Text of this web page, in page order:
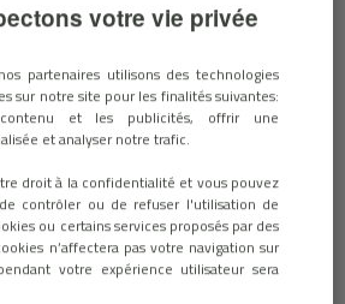
SALONS
salon EUW
votre vie privée
partenaires utilisons des technologies
sur notre site pour les finalités suivantes:
contenu et les publicités, offrir une
et analyser notre trafic.
droit à la confidentialité et vous pouvez
contrôler ou de refuser l'utilisation de
ou certains services proposés par des
n’affectera pas votre navigation sur
votre expérience utilisateur sera